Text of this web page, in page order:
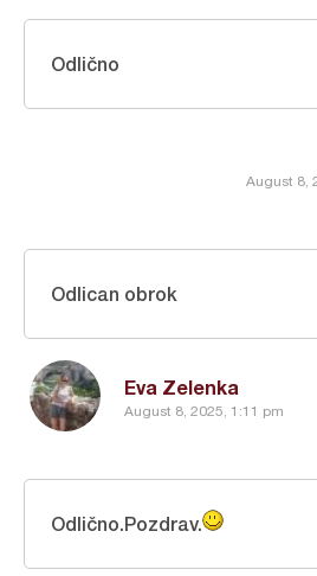
August 8,
Odlično
Eva Zelenka
August 8, 2025, 1:11 pm
Odlican obrok
Odlično.Pozdrav.